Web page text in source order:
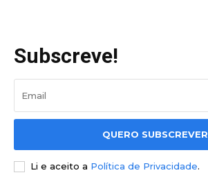
Subscreve!
QUERO SUBSCREVER
Li e aceito a Política de Privacidade.